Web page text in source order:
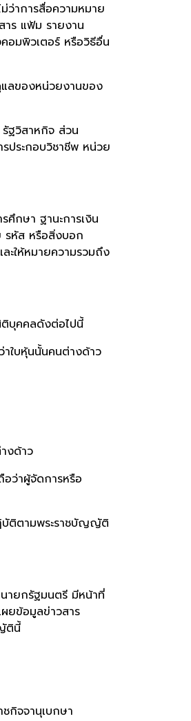
ว่าการสื่อความหมาย
าร แฟ้ม รายงาน
มพิวเตอร์ หรือวิธีอื่น
แลของหน่วยงานของ
ฐวิสาหกิจ ส่วน
ประกอบวิชาชีพ หน่วย
ศึกษา ฐานะการเงิน
รหัส หรือสิ่งบอก
ให้หมายความรวมถึง
ติบุคคลดังต่อไปนี้
ใบหุ้นนั้นคนต่างด้าว
งด้าว
ว่าผู้จัดการหรือ
บัติตามพระราชบัญญัติ
ายกรัฐมนตรี มีหน้าที่
ยข้อมูลข่าวสาร
ตินี้
กิจจานุเบกษา